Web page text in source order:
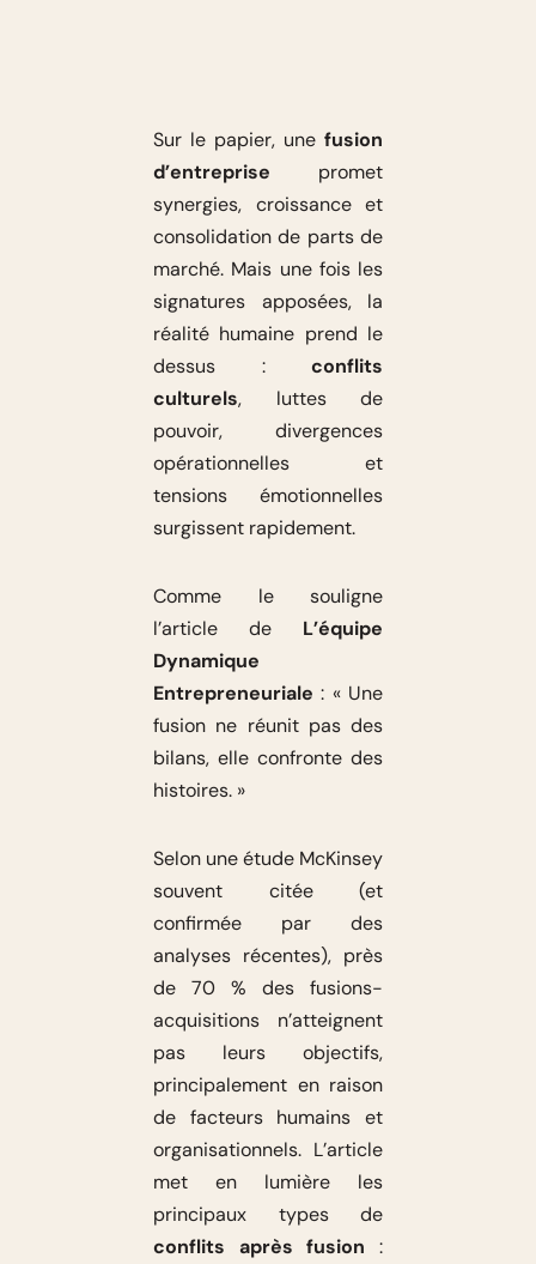
Sur le papier, unefusion
d’entreprise promet
synergies, croissance et
consolidation de parts de
marché. Mais une fois les
signatures apposées, la
réalité humaine prend le
dessus :conflits
culturels, luttes de
pouvoir, divergences
opérationnelles et
tensions émotionnelles
surgissent rapidement.
Comme le souligne
l’article de L’équipe
Dynamique
Entrepreneuriale : « Une
fusion ne réunit pas des
bilans, elle confronte des
histoires. »
Selon une étude McKinsey
souvent citée (et
confirmée par des
analyses récentes), près
de 70 % des fusions-
acquisitions n’atteignent
pas leurs objectifs,
principalement en raison
de facteurs humains et
organisationnels. L’article
met en lumière les
principaux types de
conflits après fusion :